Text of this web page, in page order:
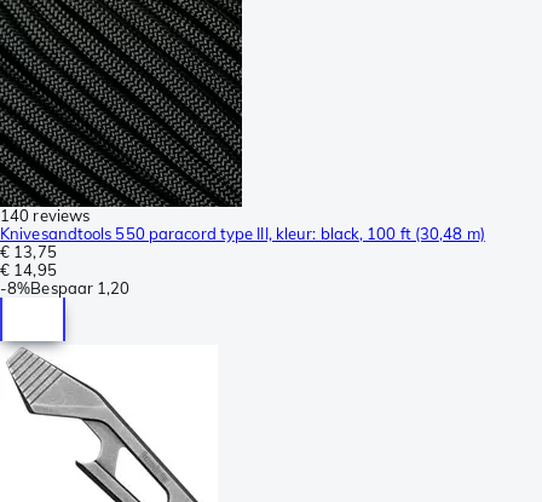
140 reviews
Knivesandtools 550 paracord type III, kleur: black, 100 ft (30,48 m)
€ 13,75
€ 14,95
-8%Bespaar 1,20